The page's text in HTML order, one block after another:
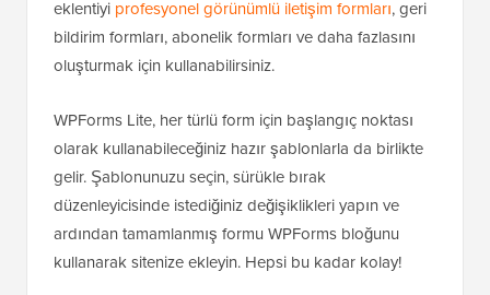
eklentiyi profesyonel görünümlü iletişim formları, geri
bildirim formları, abonelik formları ve daha fazlasını
oluşturmak için kullanabilirsiniz.
WPForms Lite, her türlü form için başlangıç noktası
olarak kullanabileceğiniz hazır şablonlarla da birlikte
gelir. Şablonunuzu seçin, sürükle bırak
düzenleyicisinde istediğiniz değişiklikleri yapın ve
ardından tamamlanmış formu WPForms bloğunu
kullanarak sitenize ekleyin. Hepsi bu kadar kolay!